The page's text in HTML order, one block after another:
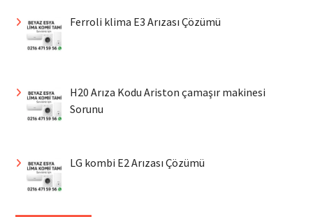
Ferroli klima E3 Arızası Çözümü
H20 Arıza Kodu Ariston çamaşır makinesi
Sorunu
LG kombi E2 Arızası Çözümü